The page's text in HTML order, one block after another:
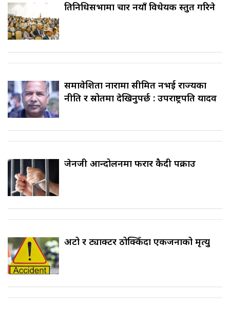
प्रतिनिधिसभामा चार नयाँ विधेयक प्रस्तुत गरिने
समावेशिता नारामा सीमित नभई राज्यका
नीति र स्रोतमा देखिनुपर्छ : उपराष्ट्रपति यादव
जेनजी आन्दोलनमा फरार कैदी पक्राउ
अटो र ट्याक्टर ठोक्किँदा एकजनाको मृत्यु